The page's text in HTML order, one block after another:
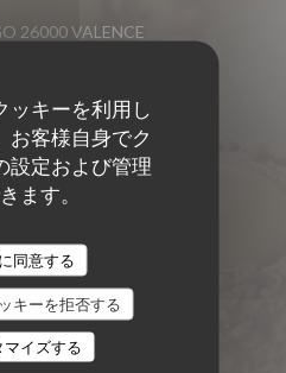
ッキーを利用し
お客様自身でク
設定および管理
ます。
同意する
キーを拒否する
マイズする
26000 VALENCE
ンドウで開きます))
しいウィンドウで開きます))